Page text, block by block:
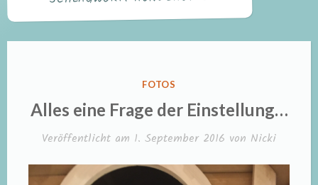
VERÖFFENTLICHT
FOTOS
Alles eine Frage der Einstellung…
Veröffentlicht am 1. September 2016 von Nicki